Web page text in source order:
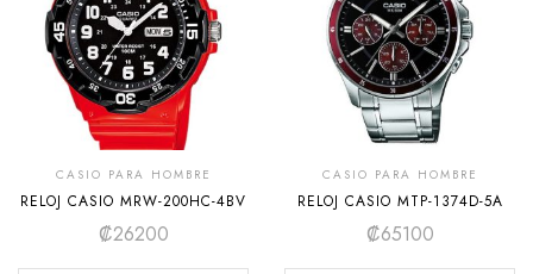
CASIO PARA HOMBRE
RELOJ CASIO MRW-200HC-4BV
₡26200
CASIO PARA HOMBRE
RELOJ CASIO MTP-1374D-5A
₡65100